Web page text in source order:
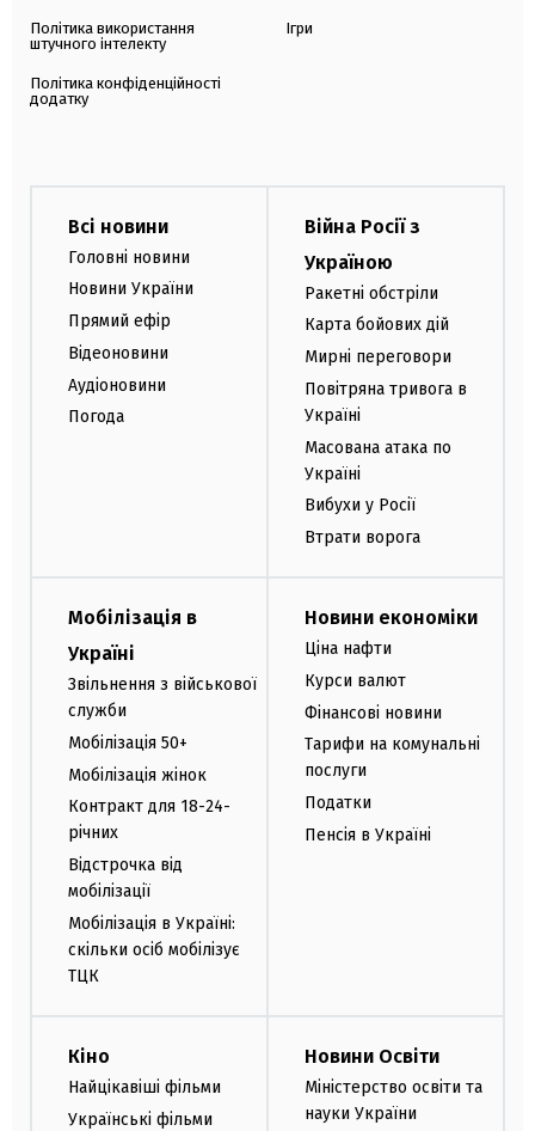
Політика використання
штучного інтелекту
Політика конфіденційності
додатку
Ігри
Всі новини
Головні новини
Новини України
Прямий ефір
Відеоновини
Аудіоновини
Погода
Війна Росії з
Україною
Ракетні обстріли
Карта бойових дій
Мирні переговори
Повітряна тривога в
Україні
Масована атака по
Україні
Вибухи у Росії
Втрати ворога
Мобілізація в
Україні
Звільнення з військової
служби
Мобілізація 50+
Мобілізація жінок
Контракт для 18-24-
річних
Відстрочка від
мобілізації
Мобілізація в Україні:
скільки осіб мобілізує
ТЦК
Новини економіки
Ціна нафти
Курси валют
Фінансові новини
Тарифи на комунальні
послуги
Податки
Пенсія в Україні
Кіно
Найцікавіші фільми
Українські фільми
Новини Освіти
Міністерство освіти та
науки України